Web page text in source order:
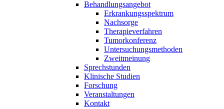
Behandlungsangebot
Erkrankungsspektrum
Nachsorge
Therapieverfahren
Tumorkonferenz
Untersuchungsmethoden
Zweitmeinung
Sprechstunden
Klinische Studien
Forschung
Veranstaltungen
Kontakt